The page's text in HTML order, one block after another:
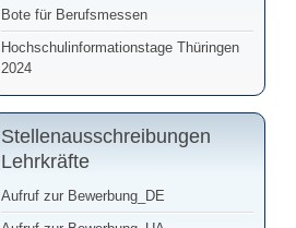
Bote für Berufsmessen
Hochschulinformationstage Thüringen
2024
Stellenausschreibungen
Lehrkräfte
Aufruf zur Bewerbung_DE